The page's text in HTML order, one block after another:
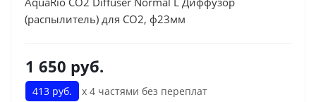
(распылитель) для СО2, ф23мм
1 650 руб.
413 руб. х 4 частями без переплат